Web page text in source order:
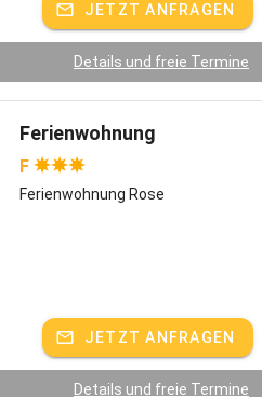
JETZT ANFRAGEN
Details und freie Termine
Ferienwohnung
F
Ferienwohnung Rose
JETZT ANFRAGEN
Details und freie Termine